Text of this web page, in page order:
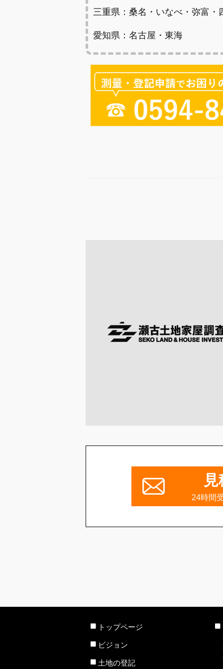
三重県：桑名・いなべ・弥富・
愛知県：名古屋・東海
24時間
トップページ
ビジョン
土地の登記